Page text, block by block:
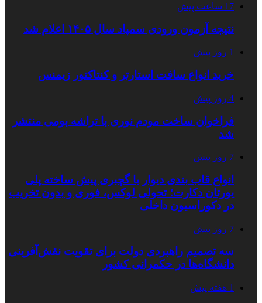
17 ساعت پیش
نتیجه آزمون ورودی سمپاد سال ۱۴۰۵ اعلام شد
1 روز پیش
خرید انواع سافت استارتر و کنتاکتور زیمنس
4 روز پیش
فراخوان ساخت مودم نوری با تراشه بومی منتشر
شد
7 روز پیش
انواع قاب بندی دیوار با گچبری پیش ساخته پلی
یورتان دکارت؛ تحولی لوکس، فوری و بدون تخریب
در دکوراسیون داخلی
7 روز پیش
سه تصمیم راهبردی دولت برای تقویت نقش‌آفرینی
دانشگاه‌ها در حکمرانی کشور
1 هفته پیش